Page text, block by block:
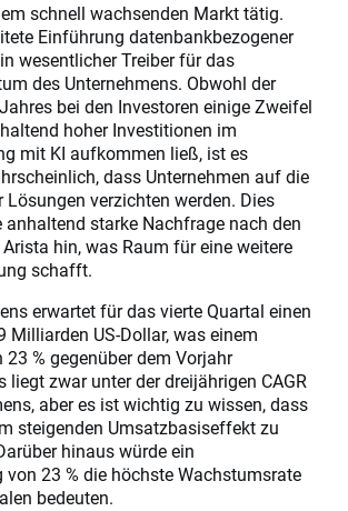
schnell wachsenden Markt tätig.
Einführung datenbankbezogener
wesentlicher Treiber für das
des Unternehmens. Obwohl der
bei den Investoren einige Zweifel
hoher Investitionen im
mit KI aufkommen ließ, ist es
dass Unternehmen auf die
Lösungen verzichten werden. Dies
anhaltend starke Nachfrage nach den
hin, was Raum für eine weitere
schafft.
erwartet für das vierte Quartal einen
Milliarden US-Dollar, was einem
% gegenüber dem Vorjahr
liegt zwar unter der dreijährigen CAGR
aber es ist wichtig zu wissen, dass
steigenden Umsatzbasiseffekt zu
hinaus würde ein
von 23 % die höchste Wachstumsrate
bedeuten.